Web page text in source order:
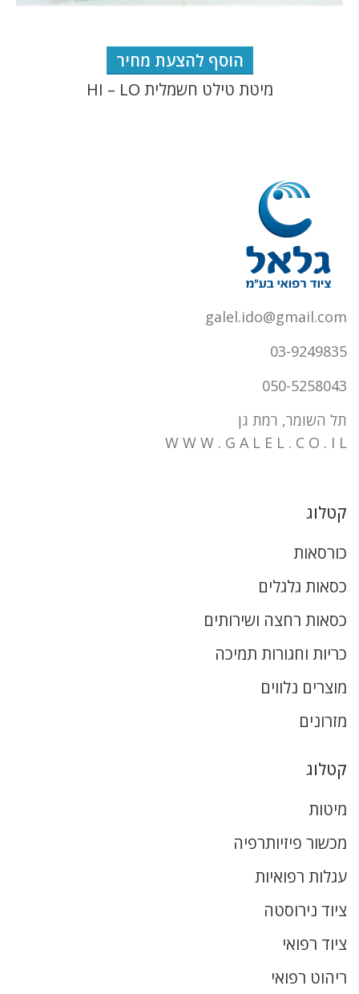
הוסף להצעת מחיר
מיטת טילט חשמלית HI – LO
galel.ido@gmail.com
03-9249835
050-5258043
תל השומר, רמת גן
W W W . G A L E L . C O . I L
קטלוג
כורסאות
כסאות גלגלים
כסאות רחצה ושירותים
כריות וחגורות תמיכה
מוצרים נלווים
מזרונים
קטלוג
מיטות
מכשור פיזיותרפיה
עגלות רפואיות
ציוד נירוסטה
ציוד רפואי
ריהוט רפואי